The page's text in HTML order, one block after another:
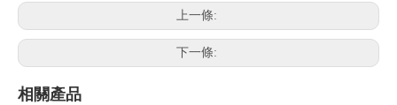
上一條:
下一條:
相關產品